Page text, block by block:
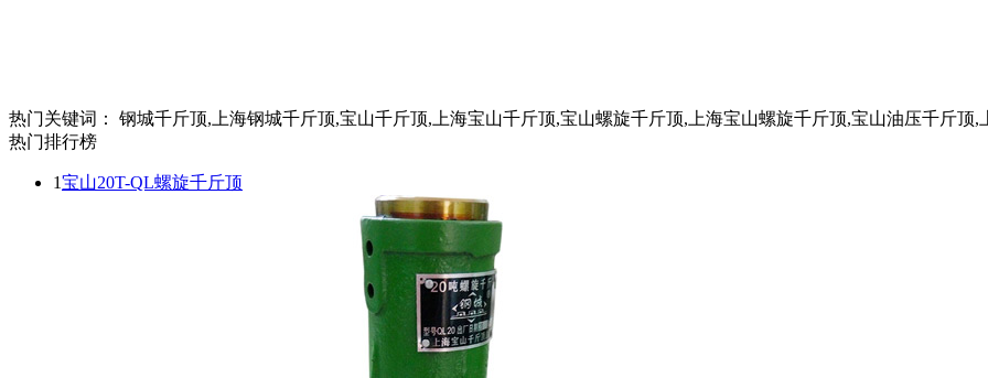
热门关键词：
钢城千斤顶,上海钢城千斤顶,宝山千斤顶,上海宝山千斤顶,宝山螺旋千斤顶,上海宝山螺旋千斤顶,宝山油压千斤顶,
热门排行榜
1宝山20T-QL螺旋千斤顶